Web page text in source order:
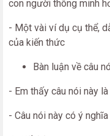
con người thông minh
- Một vài ví dụ cụ thể,
của kiến thức
Bàn luận về câu
- Em thấy câu nói này
- Câu nói này có ý